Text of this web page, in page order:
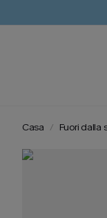
Casa Fuori dalla